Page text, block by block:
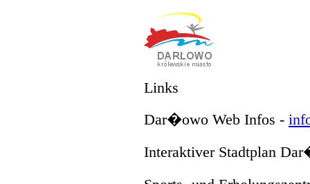
Links
Dar�owo Web Infos -
Interaktiver Stadtplan